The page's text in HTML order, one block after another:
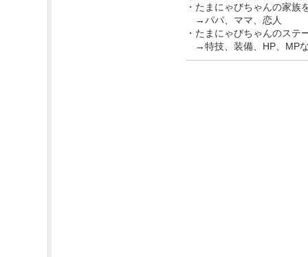
・たまにゃびちゃんの家族
→パパ、ママ、恋人
・たまにゃびちゃんのステ
→特技、装備、HP、MP